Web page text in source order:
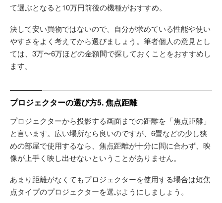
て選ぶとなると10万円前後の機種がおすすめ。
決して安い買物ではないので、自分が求めている性能や使い
やすさをよく考えてから選びましょう。筆者個人の意見とし
ては、3万〜6万ほどの金額間で探しておくことをおすすめし
ます。
プロジェクターの選び方5. 焦点距離
プロジェクターから投影する画面までの距離を「焦点距離」
と言います。広い場所なら良いのですが、6畳などの少し狭
めの部屋で使用するなら、焦点距離が十分に間に合わず、映
像が上手く映し出せないということがありません。
あまり距離がなくてもプロジェクターを使用する場合は短焦
点タイプのプロジェクターを選ぶようにしましょう。